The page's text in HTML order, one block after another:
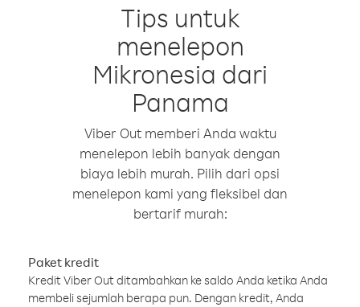
Tips untuk
menelepon
Mikronesia dari
Panama
Viber Out memberi Anda waktu
menelepon lebih banyak dengan
biaya lebih murah. Pilih dari opsi
menelepon kami yang fleksibel dan
bertarif murah:
Paket kredit
Kredit Viber Out ditambahkan ke saldo Anda ketika Anda
membeli sejumlah berapa pun. Dengan kredit, Anda